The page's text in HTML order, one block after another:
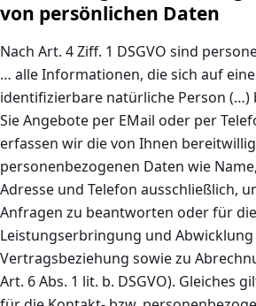
von persönlichen Daten
Nach Art. 4 Ziff. 1 DSGVO sind
… alle Informationen, die sich auf
identifizierbare natürliche Person (…)
Sie Angebote per EMail oder per
erfassen wir die von Ihnen
personenbezogenen Daten wie
Adresse und Telefon ausschließlich,
Anfragen zu beantworten oder für die
Leistungserbringung und
Vertragsbeziehung sowie zu
Art. 6 Abs. 1 lit. b. DSGVO). Gleiches